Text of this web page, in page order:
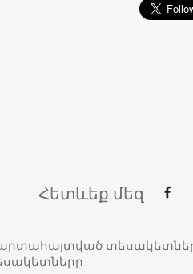
Հետևեք մեզ
արտահայտված